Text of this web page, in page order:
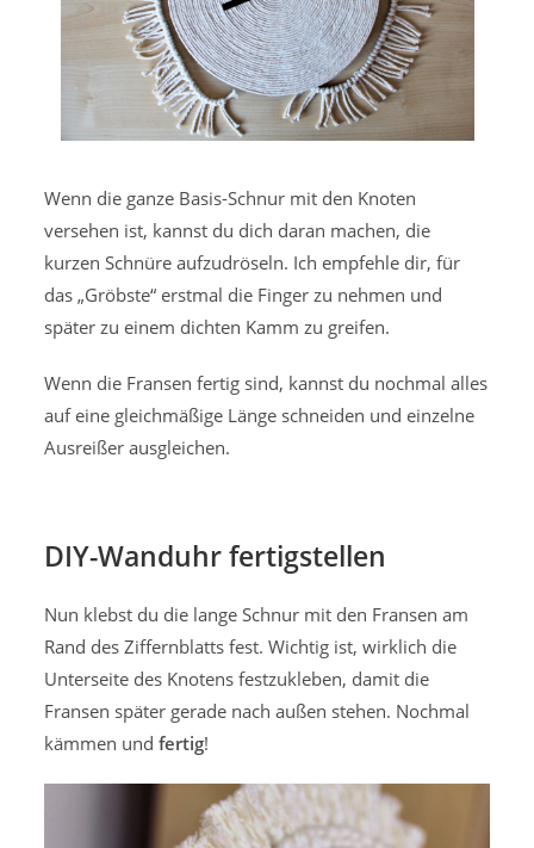
Wenn die ganze Basis-Schnur mit den Knoten
versehen ist, kannst du dich daran machen, die
kurzen Schnüre aufzudröseln. Ich empfehle dir, für
das „Gröbste“ erstmal die Finger zu nehmen und
später zu einem dichten Kamm zu greifen.
Wenn die Fransen fertig sind, kannst du nochmal alles
auf eine gleichmäßige Länge schneiden und einzelne
Ausreißer ausgleichen.
DIY-Wanduhr fertigstellen
Nun klebst du die lange Schnur mit den Fransen am
Rand des Ziffernblatts fest. Wichtig ist, wirklich die
Unterseite des Knotens festzukleben, damit die
Fransen später gerade nach außen stehen. Nochmal
kämmen undfertig!